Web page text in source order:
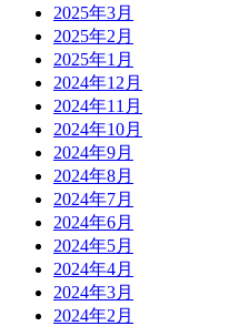
2025年3月
2025年2月
2025年1月
2024年12月
2024年11月
2024年10月
2024年9月
2024年8月
2024年7月
2024年6月
2024年5月
2024年4月
2024年3月
2024年2月